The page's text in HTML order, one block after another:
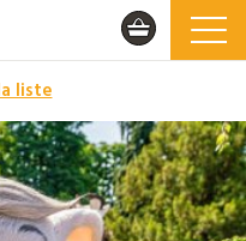
liste